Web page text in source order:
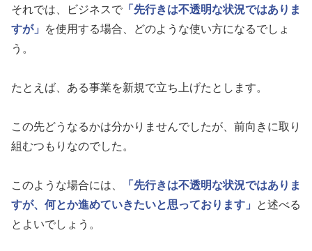
それでは、ビジネスで 「先行きは不透明な状況ではありま
すが」
を使用する場合、どのような使い方になるでしょ
う。
たとえば、ある事業を新規で立ち上げたとします。
この先どうなるかは分かりませんでしたが、前向きに取り
組むつもりなのでした。
このような場合には、
「先行きは不透明な状況ではありま
すが、何とか進めていきたいと思っております」
と述べる
とよいでしょう。